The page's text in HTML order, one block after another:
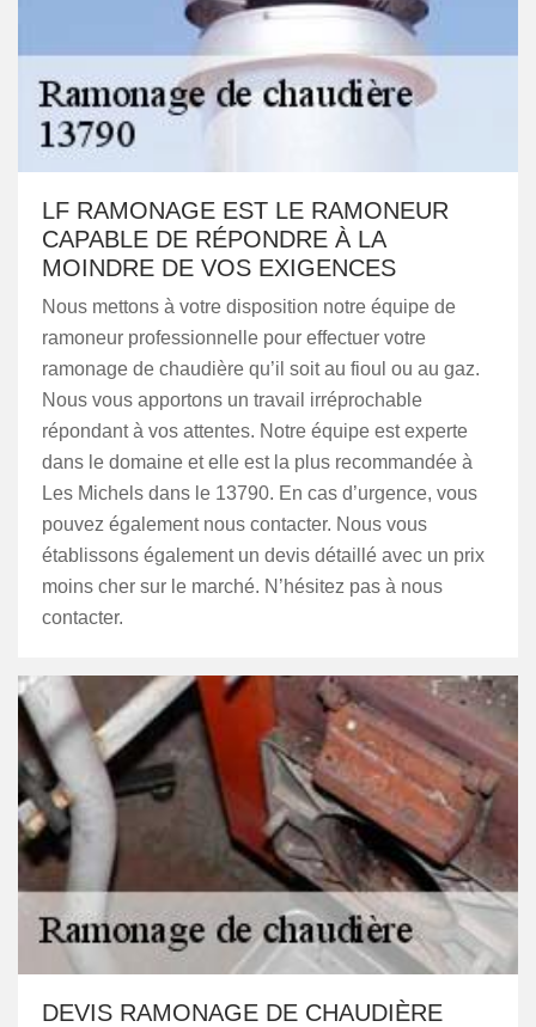
LF RAMONAGE EST LE RAMONEUR
CAPABLE DE RÉPONDRE À LA
MOINDRE DE VOS EXIGENCES
Nous mettons à votre disposition notre équipe de
ramoneur professionnelle pour effectuer votre
ramonage de chaudière qu’il soit au fioul ou au gaz.
Nous vous apportons un travail irréprochable
répondant à vos attentes. Notre équipe est experte
dans le domaine et elle est la plus recommandée à
Les Michels dans le 13790. En cas d’urgence, vous
pouvez également nous contacter. Nous vous
établissons également un devis détaillé avec un prix
moins cher sur le marché. N’hésitez pas à nous
contacter.
DEVIS RAMONAGE DE CHAUDIÈRE